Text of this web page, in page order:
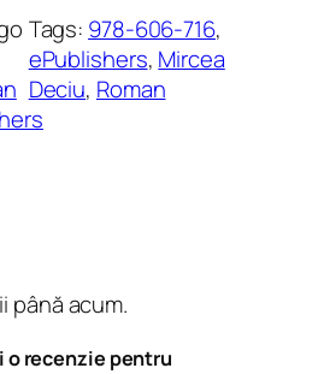
Tags: 978-606-716
ePublishers, Mircea
Deciu, Roman
până acum.
o recenzie pentru